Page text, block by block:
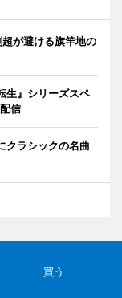
が避ける旗竿地の
生』シリーズスペ
信
クラシックの名曲
買う